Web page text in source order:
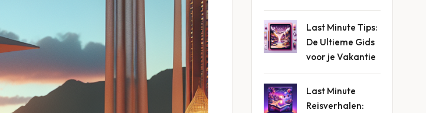
Last Minute Tips:
De Ultieme Gids
voor je Vakantie
Last Minute
Reisverhalen: